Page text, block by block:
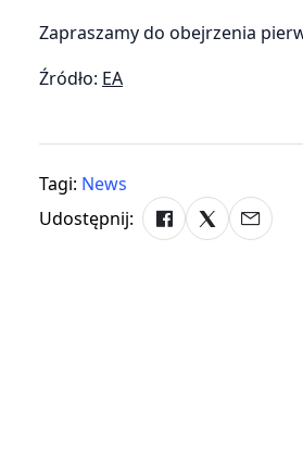
Zapraszamy do obejrzenia
Źródło: EA
Tagi: News
Udostępnij: